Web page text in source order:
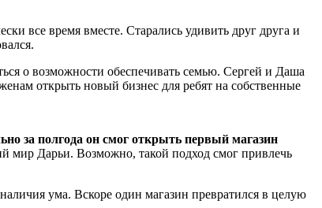
все время вместе. Старались удивить друг друга и
о возможности обеспечивать семью. Сергей и Даша
открыть новый бизнес для ребят на собственные
за полгода он смог открыть первый магазин
Дарьи. Возможно, такой подход смог привлечь
ума. Вскоре один магазин превратился в целую